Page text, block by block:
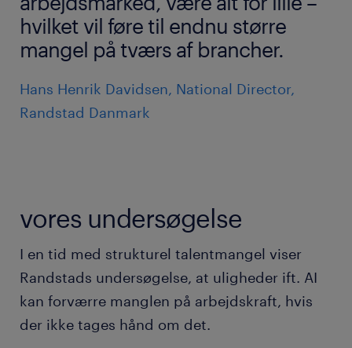
hvilket vil føre til endnu større
mangel på tværs af brancher.
Hans Henrik Davidsen, National Director,
Randstad Danmark
vores undersøgelse
I en tid med strukturel talentmangel viser
Randstads undersøgelse, at uligheder ift. AI
kan forværre manglen på arbejdskraft, hvis
der ikke tages hånd om det.